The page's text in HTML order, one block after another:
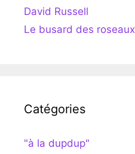
David Russell
Le busard des
Catégories
"à la dupdup"